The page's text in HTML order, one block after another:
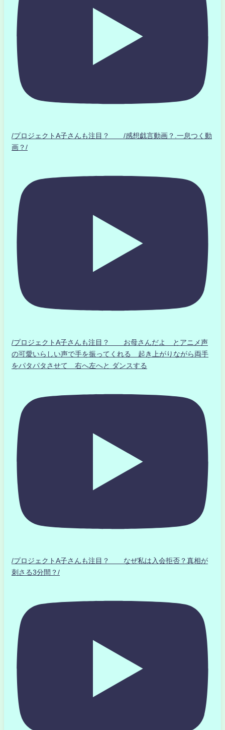
/プロジェクトA子さんも注目？ /感想戯言動画？.一息つく動
画？/
/プロジェクトA子さんも注目？ お母さんだよ とアニメ声
の可愛いらしい声で手を振ってくれる 起き上がりながら両手
をパタパタさせて 右へ左へと ダンスする
/プロジェクトA子さんも注目？ なぜ私は入会拒否？真相が
刺さる3分間？/